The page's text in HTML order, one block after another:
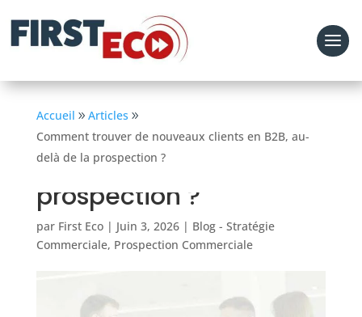
Accueil
Articles
Comment trouver de nouveaux clients en B2B, au-
delà de la prospection ?
Comment trouver de
nouveaux clients en
B2B, au-delà de la
prospection ?
par First Eco| Juin 3, 2026| Blog - Stratégie
Commerciale, Prospection Commerciale